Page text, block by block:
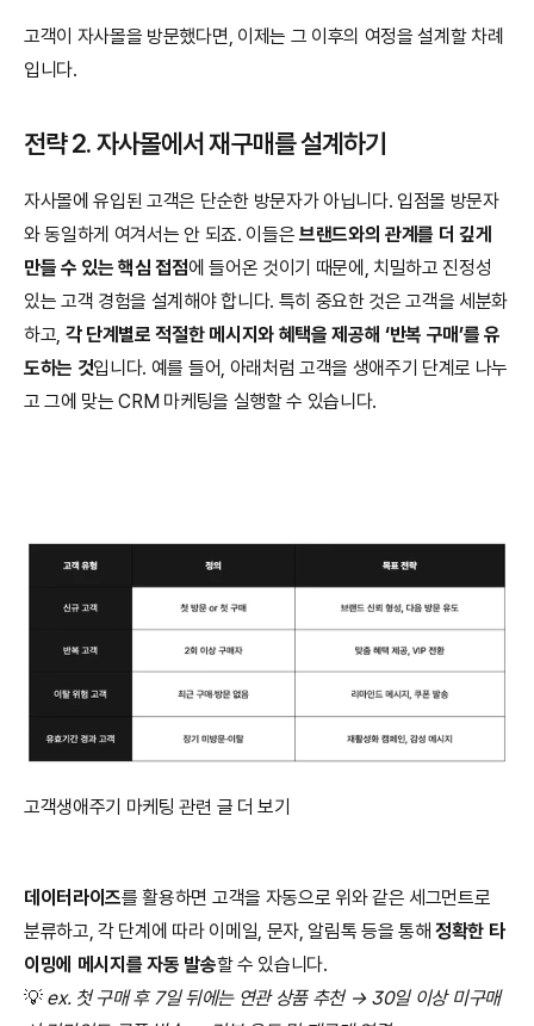
고객이 자사몰을 방문했다면, 이제는 그 이후의 여정을 설계할 차례
입니다.
전략 2. 자사몰에서 재구매를 설계하기
자사몰에 유입된 고객은 단순한 방문자가 아닙니다. 입점몰 방문자
와 동일하게 여겨서는 안 되죠. 이들은 브랜드와의 관계를 더 깊게
만들 수 있는 핵심 접점에 들어온 것이기 때문에, 치밀하고 진정성
있는 고객 경험을 설계해야 합니다. 특히 중요한 것은 고객을 세분화
하고, 각 단계별로 적절한 메시지와 혜택을 제공해 ‘반복 구매’를 유
도하는 것입니다. 예를 들어, 아래처럼 고객을 생애주기 단계로 나누
고 그에 맞는 CRM 마케팅을 실행할 수 있습니다.
고객생애주기 마케팅 관련 글 더 보기
데이터라이즈를 활용하면 고객을 자동으로 위와 같은 세그먼트로
분류하고, 각 단계에 따라 이메일, 문자, 알림톡 등을 통해 정확한 타
이밍에 메시지를 자동 발송할 수 있습니다.
💡 ex. 첫 구매 후 7일 뒤에는 연관 상품 추천 → 30일 이상 미구매